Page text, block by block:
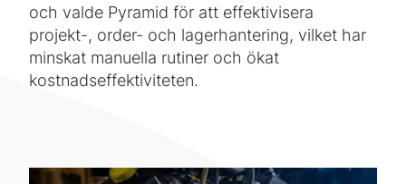
och valde Pyramid för att effektivisera
projekt-, order- och lagerhantering, vilket har
minskat manuella rutiner och ökat
kostnadseffektiviteten.